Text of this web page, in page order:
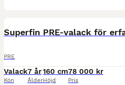
Superfin PRE-valack för
PRE
Valack
Kön
7 år
Ålder
160 cm
Höjd
78 000 kr
Pris